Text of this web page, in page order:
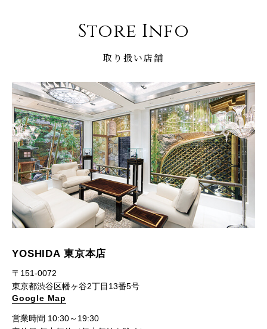
Store Info
取り扱い店舗
YOSHIDA 東京本店
〒151-0072
東京都渋谷区幡ヶ谷2丁目13番5号
Google Map
営業時間 10:30～19:30